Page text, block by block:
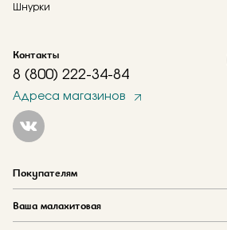
Шнурки
Контакты
8 (800) 222-34-84
Адреса магазинов
Покупателям
Ваша малахитовая